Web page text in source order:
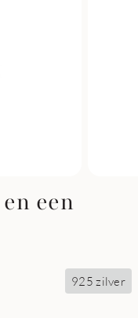
een
925 zilver